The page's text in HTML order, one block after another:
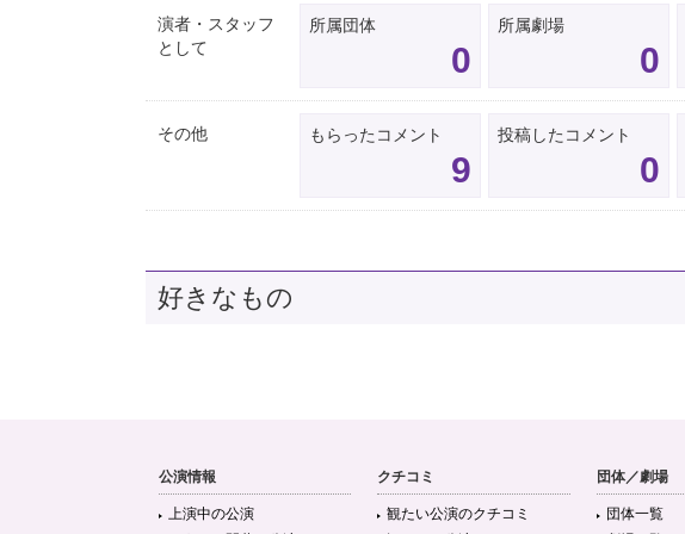
演者・スタッフ
として
所属団体
0
所属劇場
0
その他 もらったコメント
9
投稿したコメント
0
好きなもの
公演情報
上演中の公演
クチコミ
観たい公演のクチコミ
団体／劇場
団体一覧